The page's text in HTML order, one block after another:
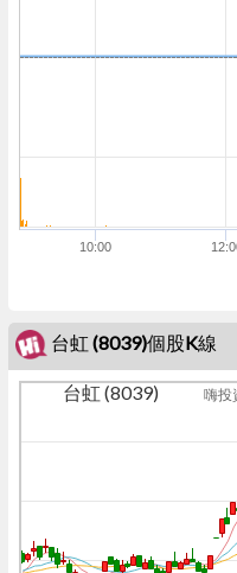
10:00
台虹 (8039)個股K線
台虹 (8039) 嗨投